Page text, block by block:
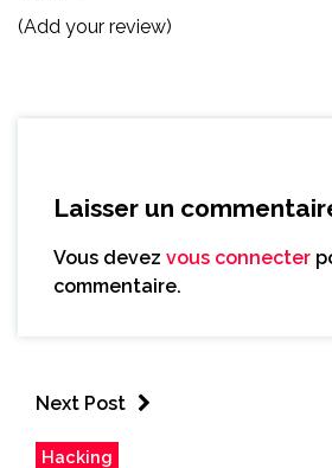
(Add your review)
Laisser un
Vous devez vous connecter
commentaire.
Next Post
Hacking